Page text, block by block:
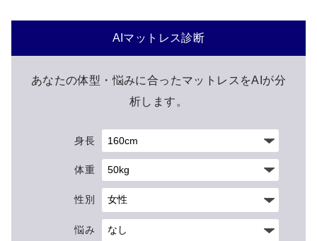
AIマットレス診断
あなたの体型・悩みに合ったマットレスをAIが分
析します。
身長
体重
性別
悩み